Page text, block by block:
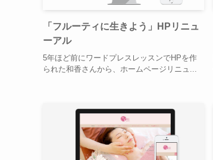
「フルーティに生きよう」HPリニュ
ーアル
5年ほど前にワードプレスレッスンでHPを作
られた和香さんから、ホームページリニュ...